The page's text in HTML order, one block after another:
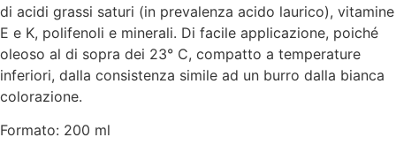
di acidi grassi saturi (in prevalenza acido laurico), vitamine
E e K, polifenoli e minerali. Di facile applicazione, poiché
oleoso al di sopra dei 23° C, compatto a temperature
inferiori, dalla consistenza simile ad un burro dalla bianca
colorazione.
Formato: 200 ml